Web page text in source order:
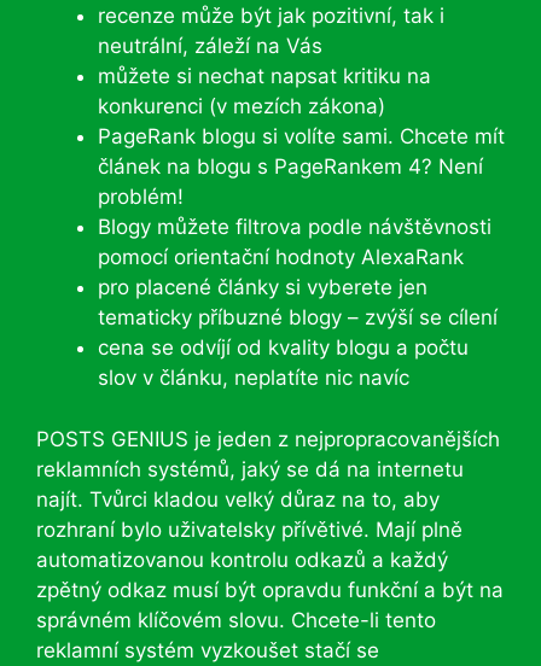
recenze může být jak pozitivní, tak i
neutrální, záleží na Vás
můžete si nechat napsat kritiku na
konkurenci (v mezích zákona)
PageRank blogu si volíte sami. Chcete mít
článek na blogu s PageRankem 4? Není
problém!
Blogy můžete filtrova podle návštěvnosti
pomocí orientační hodnoty AlexaRank
pro placené články si vyberete jen
tematicky příbuzné blogy – zvýší se cílení
cena se odvíjí od kvality blogu a počtu
slov v článku, neplatíte nic navíc
POSTS GENIUS je jeden z nejpropracovanějších
reklamních systémů, jaký se dá na internetu
najít. Tvůrci kladou velký důraz na to, aby
rozhraní bylo uživatelsky přívětivé. Mají plně
automatizovanou kontrolu odkazů a každý
zpětný odkaz musí být opravdu funkční a být na
správném klíčovém slovu. Chcete-li tento
reklamní systém vyzkoušet stačí se